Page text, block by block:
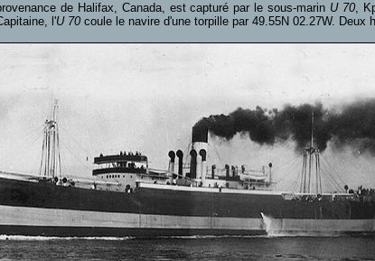
de Halifax, Canada, est capturé par le sous-marin U 70,
l'U 70 coule le navire d'une torpille par 49.55N 02.27W.